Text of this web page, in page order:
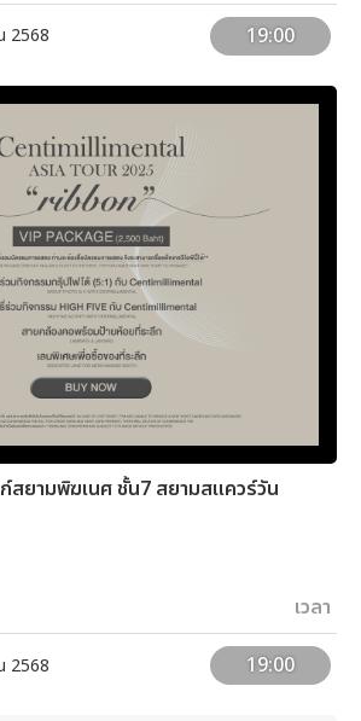
2568 19:00
สยามพิฆเนศ ชั้น7 สยามสแควร์วัน
เวลา
2568 19:00